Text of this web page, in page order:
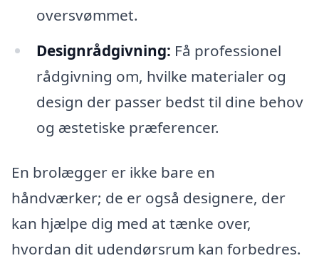
oversvømmet.
Designrådgivning: Få professionel
rådgivning om, hvilke materialer og
design der passer bedst til dine behov
og æstetiske præferencer.
En brolægger er ikke bare en
håndværker; de er også designere, der
kan hjælpe dig med at tænke over,
hvordan dit udendørsrum kan forbedres.